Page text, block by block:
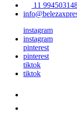
11
instagram
instagram
pinterest
pinterest
tiktok
tiktok